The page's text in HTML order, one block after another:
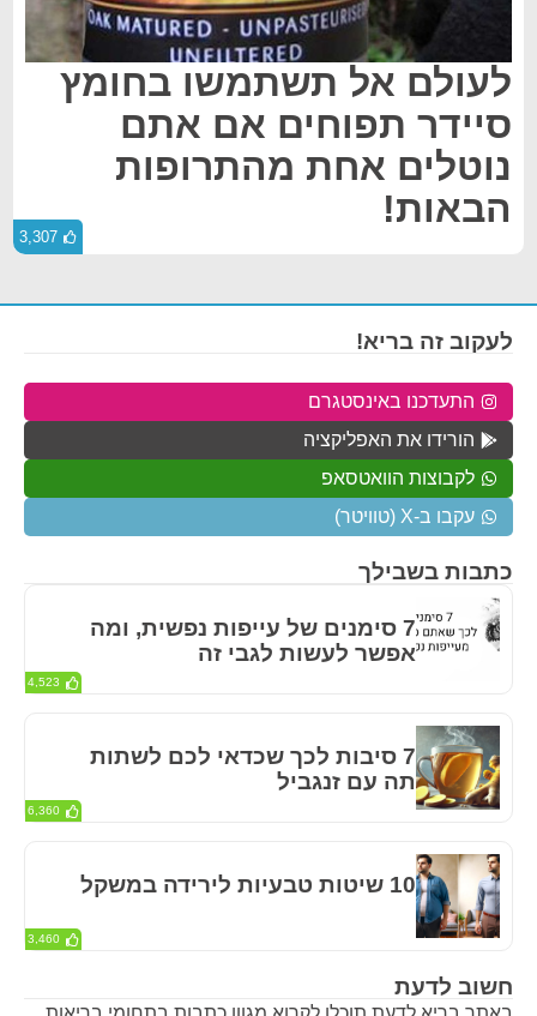
לעולם אל תשתמשו בחומץ
סיידר תפוחים אם אתם
נוטלים אחת מהתרופות
הבאות!
3,307
חשוב לדעת
כתבות בשבילך
7 סימנים של עייפות נפשית, ומה
אפשר לעשות לגבי זה
4,523
7 סיבות לכך שכדאי לכם לשתות
תה עם זנגביל
6,360
10 שיטות טבעיות לירידה במשקל
3,460
לעקוב זה בריא!
התעדכנו באינסטגרם
הורידו את האפליקציה
לקבוצות הוואטסאפ
עקבו ב-X (טוויטר)